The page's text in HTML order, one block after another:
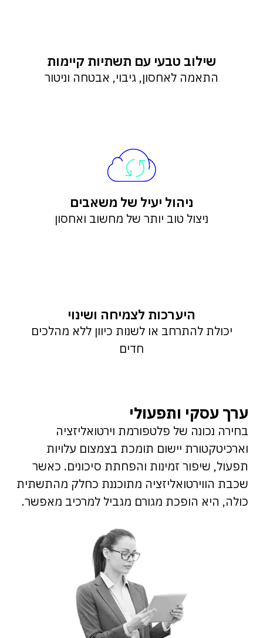
שילוב טבעי עם תשתיות קיימות
התאמה לאחסון, גיבוי, אבטחה וניטור
ניהול יעיל של משאבים
ניצול טוב יותר של מחשוב ואחסון
היערכות לצמיחה ושינוי
יכולת להתרחב או לשנות כיוון ללא מהלכים
חדים
ערך עסקי ותפעולי
בחירה נכונה של פלטפורמת וירטואליזציה
וארכיטקטורת יישום תומכת בצמצום עלויות
תפעול, שיפור זמינות והפחתת סיכונים. כאשר
שכבת הווירטואליזציה מתוכננת כחלק מהתשתית
כולה, היא הופכת מגורם מגביל למרכיב מאפשר.